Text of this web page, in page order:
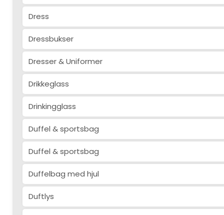
Dress
Dressbukser
Dresser & Uniformer
Drikkeglass
Drinkingglass
Duffel & sportsbag
Duffel & sportsbag
Duffelbag med hjul
Duftlys